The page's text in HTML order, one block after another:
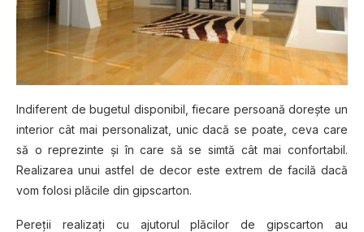
Indiferent de bugetul disponibil, fiecare persoană doreşte un
interior cât mai personalizat, unic dacă se poate, ceva care
să o reprezinte şi în care să se simtă cât mai confortabil.
Realizarea unui astfel de decor este extrem de facilă dacă
vom folosi plăcile din gipscarton.
Pereţii realizaţi cu ajutorul plăcilor de gipscarton au